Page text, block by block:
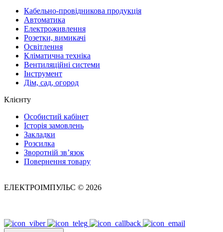
Кабельно-провідникова продукція
Автоматика
Електроживлення
Розетки, вимикачі
Освітлення
Кліматична техніка
Вентиляційні системи
Інструмент
Дім, сад, огород
Клієнту
Особистий кабінет
Історія замовлень
Закладки
Розсилка
Зворотній зв’язок
Повернення товару
ЕЛЕКТРОІМПУЛЬС © 2026